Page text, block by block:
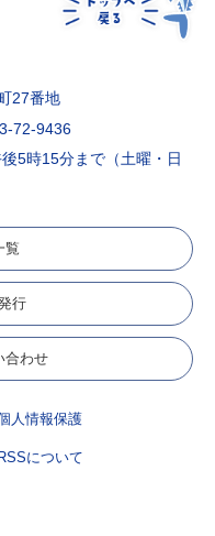
27番地
72-9436
5時15分まで（土曜・日
覧
行
合わせ
人情報保護
について